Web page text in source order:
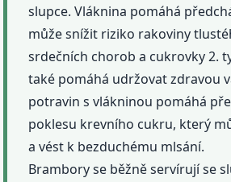
slupce. Vláknina pomáhá
může snížit riziko rakoviny
srdečních chorob a cukrovky 2.
také pomáhá udržovat zdravou
potravin s vlákninou pomáhá
poklesu krevního cukru, který
a vést k bezduchému mlsání.
Brambory se běžně servírují se